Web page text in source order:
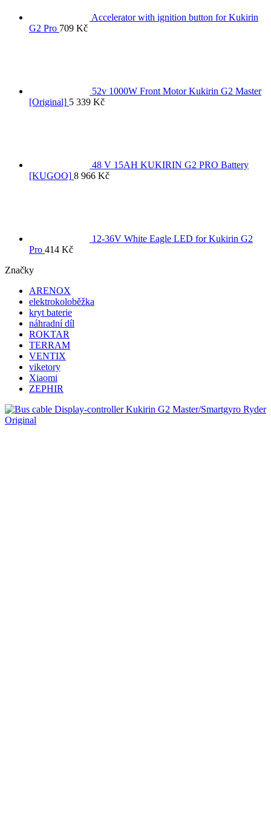
Accelerator with ignition button for Kukirin
G2 Pro 709 Kč
52v 1000W Front Motor Kukirin G2 Master
[Original] 5 339 Kč
48 V 15AH KUKIRIN G2 PRO Battery
[KUGOO] 8 966 Kč
12-36V White Eagle LED for Kukirin G2
Pro 414 Kč
Značky
ARENOX
elektrokoloběžka
kryt baterie
náhradní díl
ROKTAR
TERRAM
VENTIX
viketory
Xiaomi
ZEPHIR